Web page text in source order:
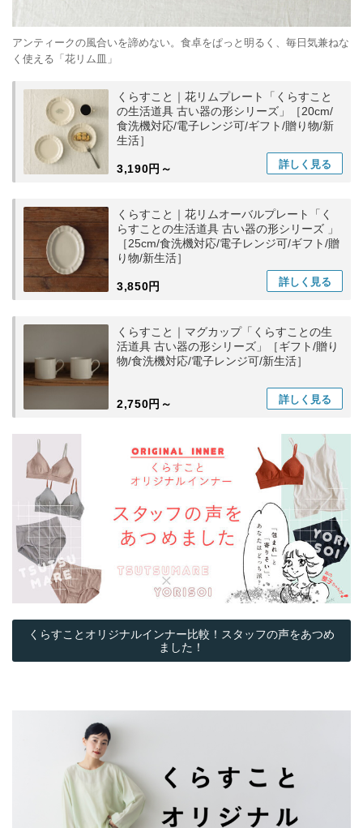
アンティークの風合いを諦めない。食卓をぱっと明るく、毎日気兼ねな
く使える「花リム皿」
くらすこと｜花リムプレート「くらすこと
の生活道具 古い器の形シリーズ」［20cm/
食洗機対応/電子レンジ可/ギフト/贈り物/新
生活］
3,190円～ 詳しく 見る
くらすこと｜花リムオーバルプレート「く
らすことの生活道具 古い器の形シリーズ 」
［25cm/食洗機対応/電子レンジ可/ギフト/贈
り物/新生活］
3,850円 詳しく 見る
くらすこと｜マグカップ「くらすことの生
活道具 古い器の形シリーズ」［ギフト/贈り
物/食洗機対応/電子レンジ可/新生活］
2,750円～ 詳しく 見る
くらすことオリジナルインナー比較！スタッフの声をあつめ
ました！